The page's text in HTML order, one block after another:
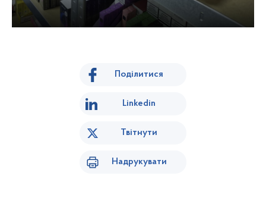
Поділитися
Linkedin
Твітнути
Надрукувати